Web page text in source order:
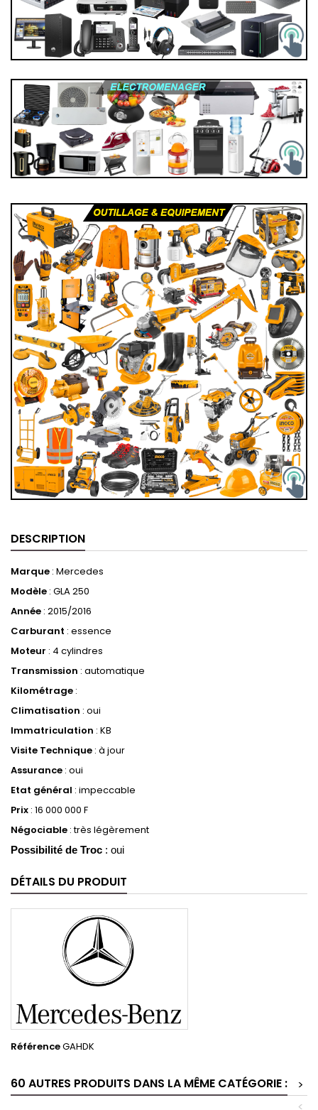
DESCRIPTION
Marque : Mercedes
Modèle : GLA 250
Année : 2015/2016
Carburant : essence
Moteur : 4 cylindres
Transmission : automatique
Kilométrage :
Climatisation : oui
Immatriculation : KB
Visite Technique : à jour
Assurance : oui
Etat général : impeccable
Prix : 16 000 000 F
Négociable : très légèrement
Possibilité de Troc : oui
DÉTAILS DU PRODUIT
RéférenceGAHDK
60 AUTRES PRODUITS DANS LA MÊME CATÉGORIE :
>